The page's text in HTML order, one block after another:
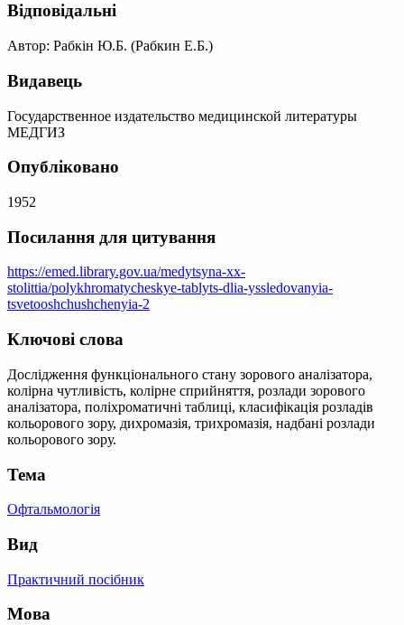
Відповідальні
Автор: Рабкін Ю.Б. (Рабкин Е.Б.)
Видавець
Государственное издательство медицинской литературы
МЕДГИЗ
Опубліковано
1952
Посилання для цитування
https://emed.library.gov.ua/medytsyna-xx-
stolittia/polykhromatycheskye-tablyts-dlia-yssledovanyia-
tsvetooshchushchenyia-2
Ключові слова
Дослідження функціонального стану зорового аналізатора,
колірна чутливість, колірне сприйняття, розлади зорового
аналізатора, поліхроматичні таблиці, класифікація розладів
кольорового зору, дихромазія, трихромазія, надбані розлади
кольорового зору.
Тема
Офтальмологія
Вид
Практичний посібник
Мова